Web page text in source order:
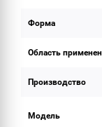
Форма
Область
Производство
Модель